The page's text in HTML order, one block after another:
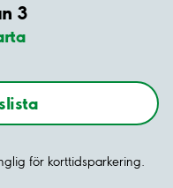
3
för korttidsparkering.